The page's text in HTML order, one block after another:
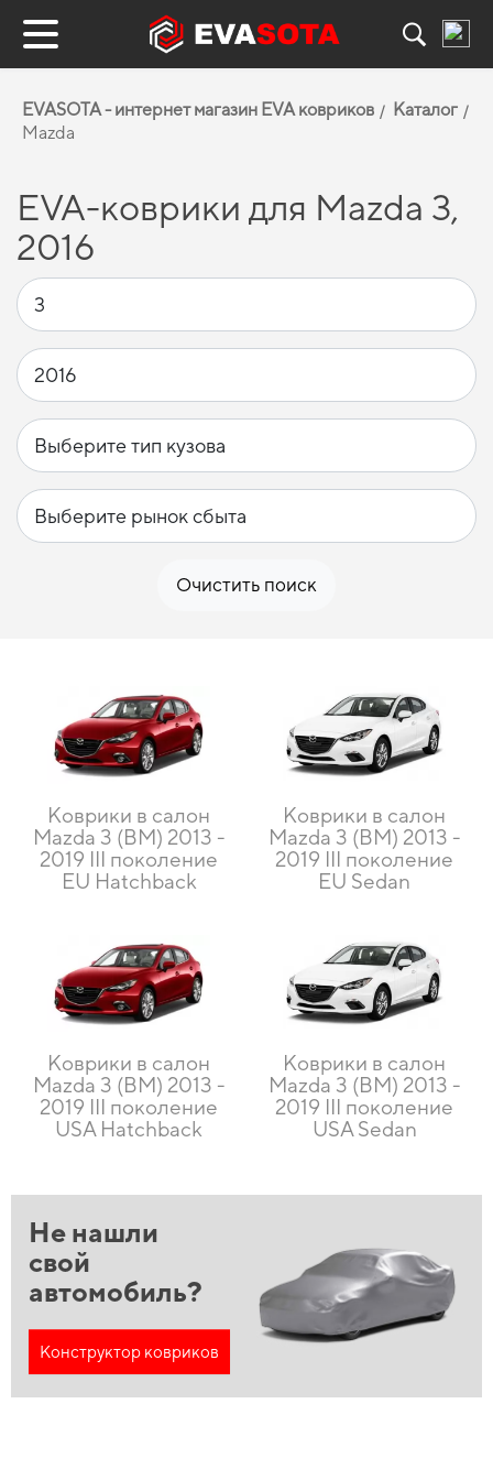
EVASOTA - интернет магазин EVA ковриков
Каталог
Mazda
EVA-коврики для Mazda 3,
2016
Очистить поиск
Коврики в салон
Mazda 3 (BM) 2013 -
2019 III поколение
EU Hatchback
Коврики в салон
Mazda 3 (BM) 2013 -
2019 III поколение
EU Sedan
Коврики в салон
Mazda 3 (BM) 2013 -
2019 III поколение
USA Hatchback
Коврики в салон
Mazda 3 (BM) 2013 -
2019 III поколение
USA Sedan
Не нашли
свой
автомобиль?
Конструктор ковриков